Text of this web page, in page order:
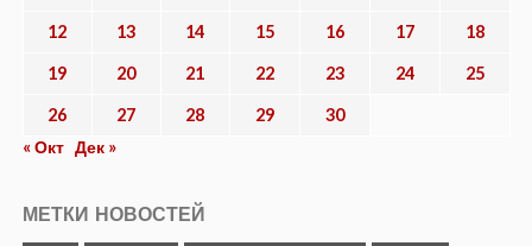
Опубликовано 31.07.2026
XIV международный фестиваль
Опубликовано